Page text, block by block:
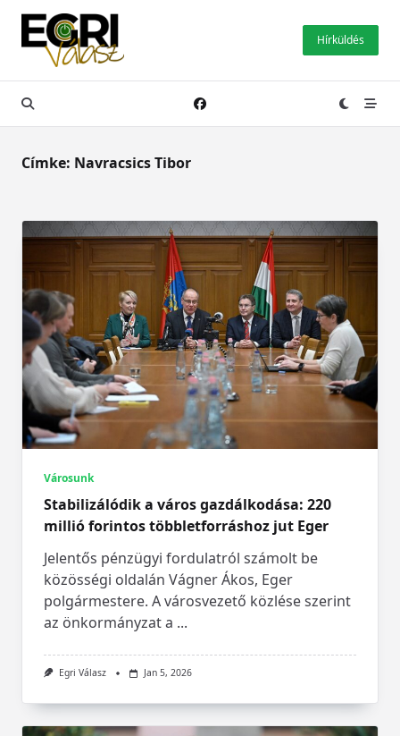
Skip
content
Hírküldés
Címke: Navracsics Tibor
Városunk
Stabilizálódik a város gazdálkodása: 220
millió forintos többletforráshoz jut Eger
Jelentős pénzügyi fordulatról számolt be
közösségi oldalán Vágner Ákos, Eger
polgármestere. A városvezető közlése szerint
az önkormányzat a ...
Egri Válasz Jan 5, 2026